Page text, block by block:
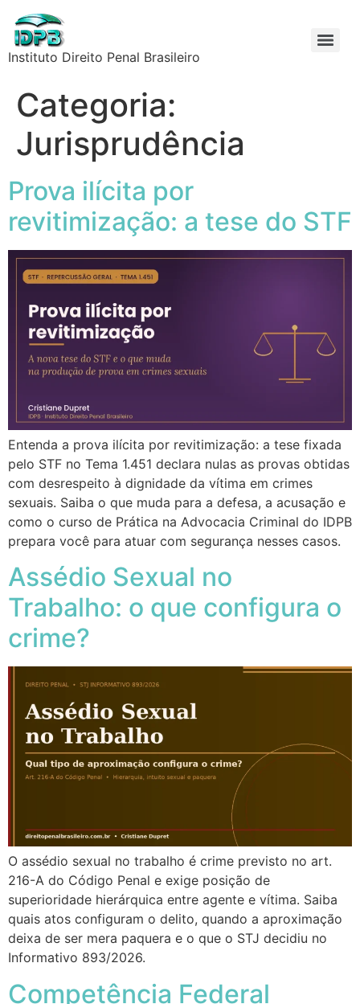
Instituto Direito Penal Brasileiro
Categoria:
Jurisprudência
Prova ilícita por
revitimização: a tese do STF
Entenda a prova ilícita por revitimização: a tese fixada
pelo STF no Tema 1.451 declara nulas as provas obtidas
com desrespeito à dignidade da vítima em crimes
sexuais. Saiba o que muda para a defesa, a acusação e
como o curso de Prática na Advocacia Criminal do IDPB
prepara você para atuar com segurança nesses casos.
Assédio Sexual no
Trabalho: o que configura o
crime?
O assédio sexual no trabalho é crime previsto no art.
216-A do Código Penal e exige posição de
superioridade hierárquica entre agente e vítima. Saiba
quais atos configuram o delito, quando a aproximação
deixa de ser mera paquera e o que o STJ decidiu no
Informativo 893/2026.
Competência Federal